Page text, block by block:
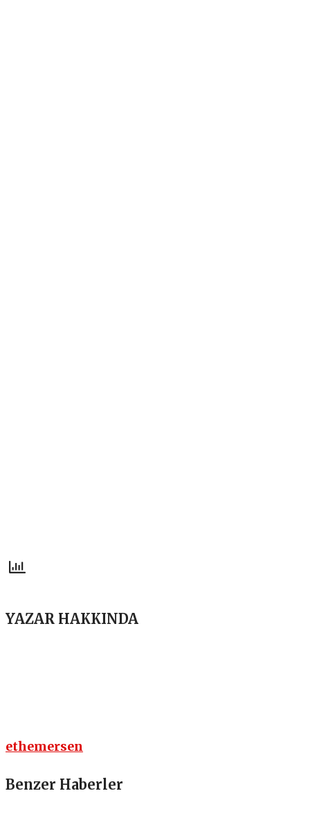
YAZAR HAKKINDA
ethemersen
Benzer Haberler